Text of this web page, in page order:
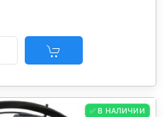
✅ В НАЛИЧИИ